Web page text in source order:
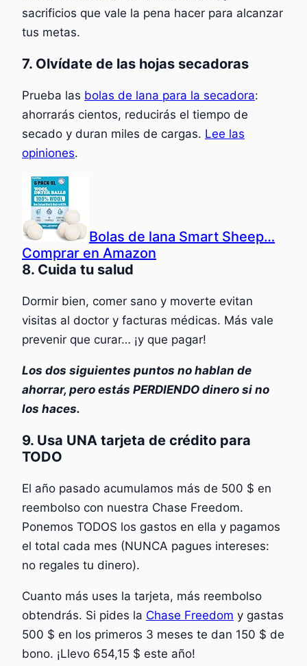
sacrificios que vale la pena hacer para alcanzar
tus metas.
7. Olvídate de las hojas secadoras
Prueba las bolas de lana para la secadora:
ahorrarás cientos, reducirás el tiempo de
secado y duran miles de cargas. Lee las
opiniones.
Bolas de lana Smart Sheep…
Comprar en Amazon
8. Cuida tu salud
Dormir bien, comer sano y moverte evitan
visitas al doctor y facturas médicas. Más vale
prevenir que curar… ¡y que pagar!
Los dos siguientes puntos no hablan de
ahorrar, pero estás PERDIENDO dinero si no
los haces.
9. Usa UNA tarjeta de crédito para
TODO
El año pasado acumulamos más de 500 $ en
reembolso con nuestra Chase Freedom.
Ponemos TODOS los gastos en ella y pagamos
el total cada mes (NUNCA pagues intereses:
no regales tu dinero).
Cuanto más uses la tarjeta, más reembolso
obtendrás. Si pides la Chase Freedom y gastas
500 $ en los primeros 3 meses te dan 150 $ de
bono. ¡Llevo 654,15 $ este año!